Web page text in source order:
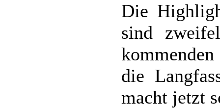
Die
sind
die
macht jetzt